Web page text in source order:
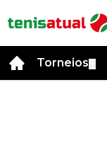
Torneios